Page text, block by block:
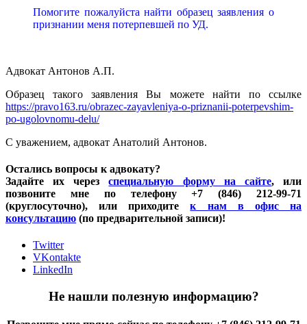
Помогите пожалуйста найти образец заявления о
признании меня потерпевшей по УД.
Адвокат Антонов А.П.
Образец такого заявления Вы можете найти по ссылке
https://pravo163.ru/obrazec-zayavleniya-o-priznanii-poterpevshim-
po-ugolovnomu-delu/
С уважением, адвокат Анатолий Антонов.
Остались вопросы к адвокату?
Задайте их черезспециальную форму на сайте, или
позвоните мне по телефону +7 (846) 212-99-71
(круглосуточно), или приходитек нам в офис на
консультацию (по предварительной записи)!
Twitter
VKontakte
LinkedIn
Не нашли полезную информацию?